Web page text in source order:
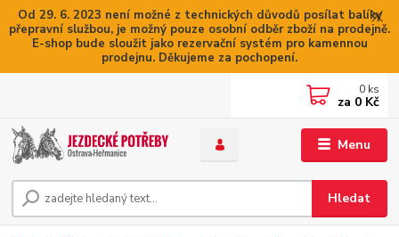
Od 29. 6. 2023 není možné z technických důvodů posílat balíky
přepravní službou, je možný pouze osobní odběr zboží na prodejně.
E-shop bude sloužit jako rezervační systém pro kamennou
prodejnu. Děkujeme za pochopení.
Menu
Hledat
0 ks
za 0 Kč